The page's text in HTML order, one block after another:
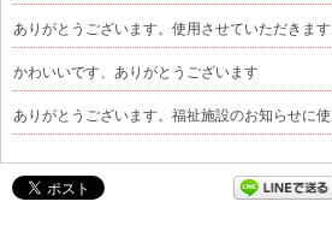
ありがとうございます。使用させていただきます
かわいいです、ありがとうございます
ありがとうございます。福祉施設のお知らせに使